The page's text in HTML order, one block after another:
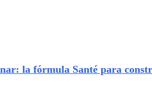
la fórmula Santé para